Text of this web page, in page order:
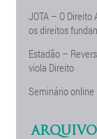
JOTA – O
os direitos
Estadão –
viola Direito
Seminário